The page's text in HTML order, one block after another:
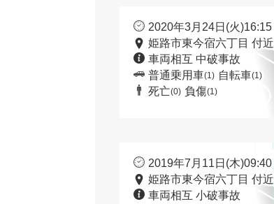
2020年3月24日(火)16:15
姫路市東今宿六丁目 付近
車両相互 中破事故
普通乗用車(1) 自転車(1)
死亡(0) 負傷(1)
2019年7月11日(木)09:40
姫路市東今宿六丁目 付近
車両相互 小破事故